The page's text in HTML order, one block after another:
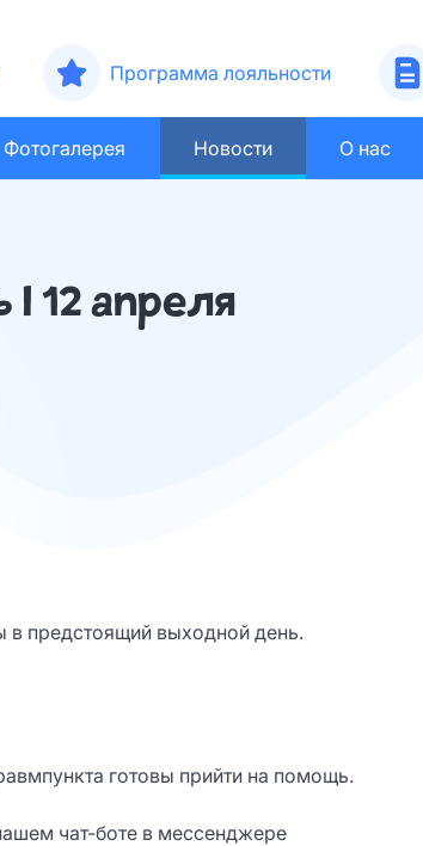
Программа лояльности
Фотогалерея Новости О нас
12 апреля
предстоящий выходной день.
готовы прийти на помощь.
чат-боте в мессенджере